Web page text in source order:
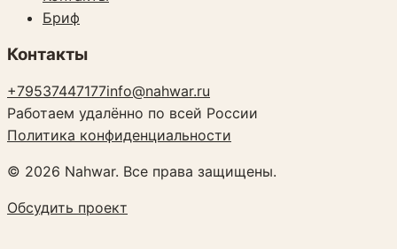
Бриф
Контакты
+79537447177info@nahwar.ru
Работаем удалённо по всей России
Политика конфиденциальности
© 2026 Nahwar. Все права защищены.
Обсудить проект